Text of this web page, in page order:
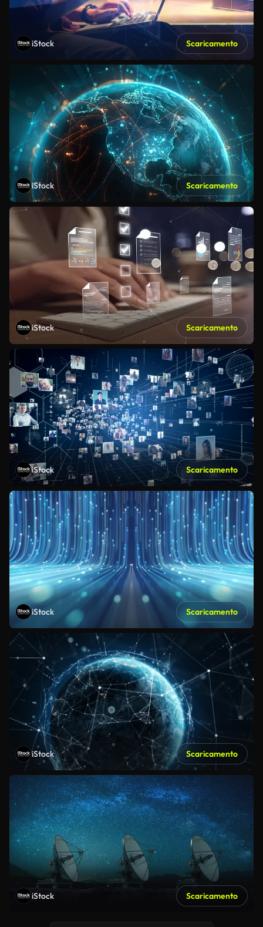
iStock Scaricamento
iStock Scaricamento
iStock Scaricamento
iStock Scaricamento
iStock Scaricamento
iStock Scaricamento
iStock Scaricamento